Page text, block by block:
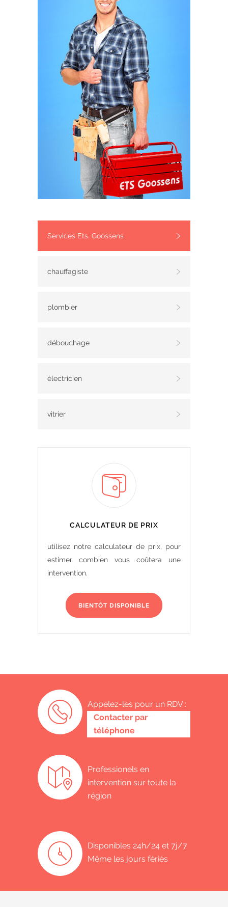
Services Ets. Goossens
chauffagiste
plombier
débouchage
électricien
vitrier
CALCULATEUR DE PRIX
utilisez notre calculateur de prix, pour
estimer combien vous coûtera une
intervention.
BIENTÔT DISPONIBLE
Appelez-les pour un RDV :
0485 58 62 32
Contacter par
téléphone
Professionels en
intervention sur toute la
région
Disponibles 24h/24 et 7j/7
Même les jours fériés